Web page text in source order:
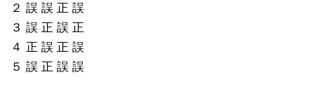
２ 誤 誤 正 誤
３ 誤 正 誤 正
４ 正 誤 正 誤
５ 誤 正 誤 誤